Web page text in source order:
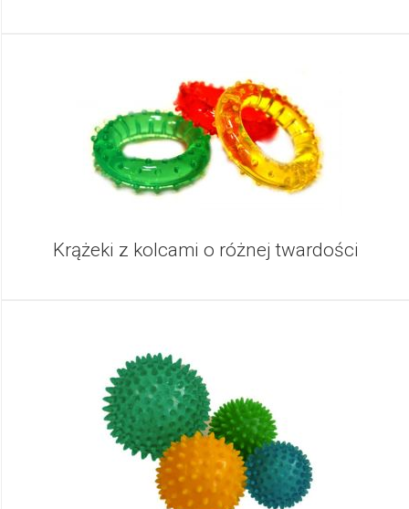
Krążeki z kolcami o różnej twardości